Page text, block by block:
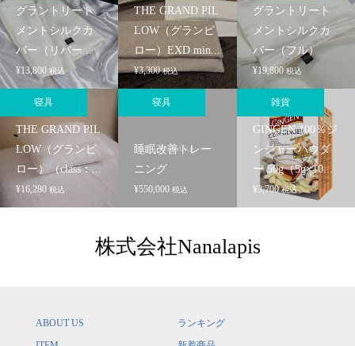
グラントリート
メントシルクカ
バー（リバー...
¥13,800 税込
THE GRAND PIL
LOW（グランピ
ロー）EXD min...
¥3,300 税込
グラントリート
メントシルクカ
バー（フル）
¥19,800 税込
THE GRAND PIL
LOW（グランピ
ロー）（class：...
¥16,280 税込
寝具
睡眠改善トレー
ニング
¥550,000 税込
寝具
GINGEN 100％ジ
ンジャーパウダ
ー 50g（5g×10...
¥3,700 税込
雑貨
株式会社Nanalapis
ABOUT US
ランキング